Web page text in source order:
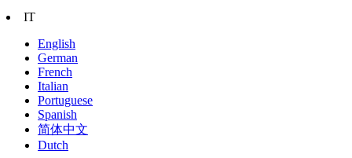
IT
English
German
French
Italian
Portuguese
Spanish
简体中文
Dutch